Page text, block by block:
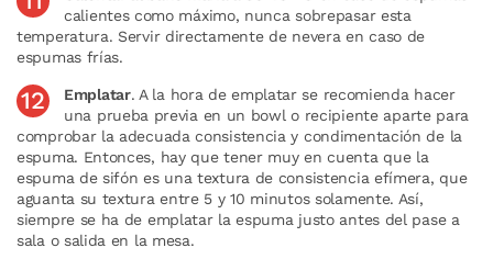
calientes como máximo, nunca sobrepasar esta
temperatura. Servir directamente de nevera en caso de
espumas frías.
Emplatar. A la hora de emplatar se recomienda hacer
una prueba previa en un bowl o recipiente aparte para
comprobar la adecuada consistencia y condimentación de la
espuma. Entonces, hay que tener muy en cuenta que la
espuma de sifón es una textura de consistencia efímera, que
aguanta su textura entre 5 y 10 minutos solamente. Así,
siempre se ha de emplatar la espuma justo antes del pase a
sala o salida en la mesa.